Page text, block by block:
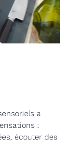
a
:
écouter des